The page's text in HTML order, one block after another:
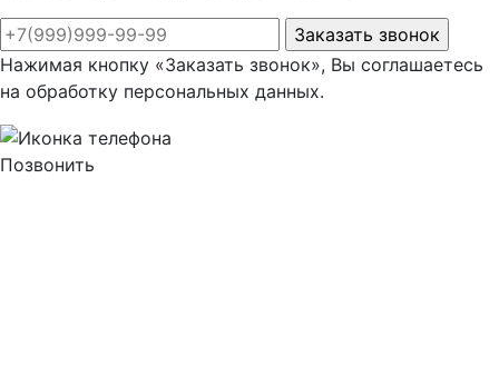
Нажимая кнопку «Заказать звонок», Вы соглашаетесь
на обработку персональных данных.
Позвонить